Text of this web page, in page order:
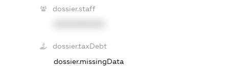
dossier.staff
dossier.taxDebt
dossier.missingData